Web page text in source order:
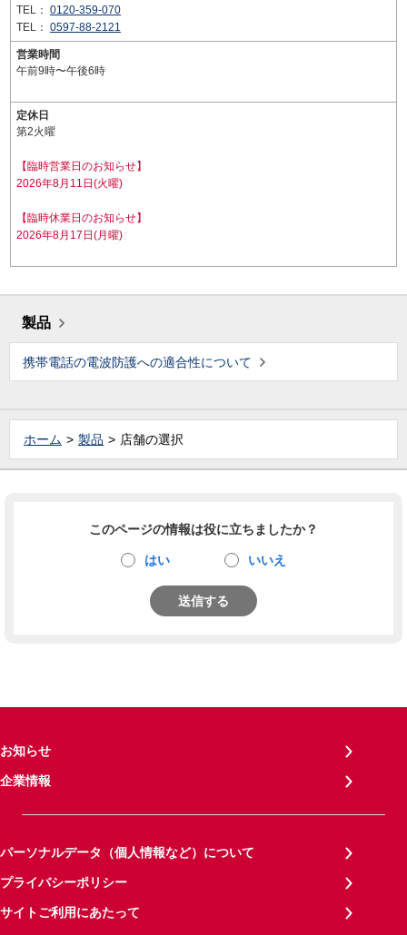
TEL： 0120-359-070
TEL： 0597-88-2121
営業時間
午前9時〜午後6時
定休日
第2火曜
【臨時営業日のお知らせ】
2026年8月11日(火曜)
【臨時休業日のお知らせ】
2026年8月17日(月曜)
製品
携帯電話の電波防護への適合性について
ホーム 製品 店舗の選択
このページの情報は役に立ちましたか？
はい いいえ
送信する
お知らせ
企業情報
パーソナルデータ（個人情報など）について
プライバシーポリシー
サイトご利用にあたって